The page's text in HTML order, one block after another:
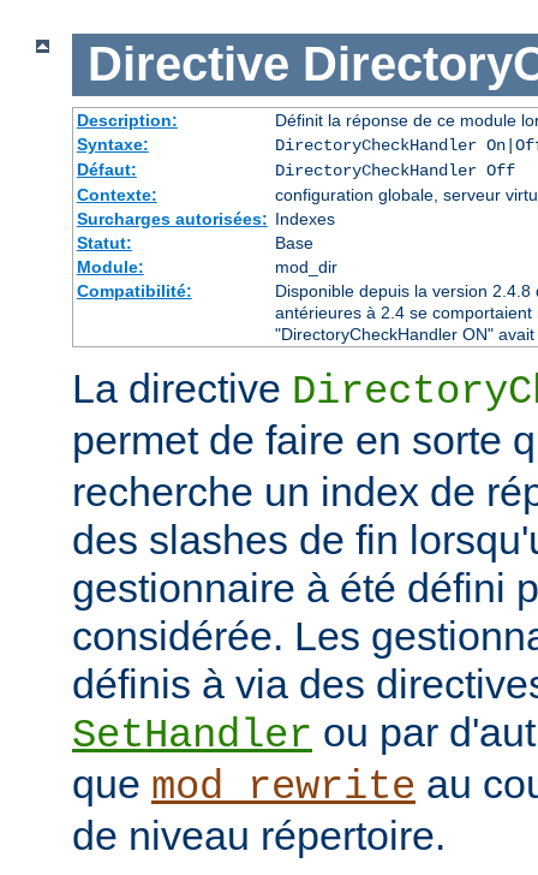
Directive
Description:
Définit la réponse de ce module
Syntaxe:
DirectoryCheckHandler
Défaut:
DirectoryCheckHandler Off
Contexte:
configuration globale, serveur
Surcharges autorisées: Indexes
Statut:
Base
Module:
mod_dir
Compatibilité:
Disponible depuis la version
antérieures à 2.4 se
"DirectoryCheckHandler ON"
La directive
permet de faire en sorte
recherche un index de
des slashes de fin
gestionnaire à été défini
considérée. Les
définis à via des
SetHandler ou par
que mod_rewrite au
de niveau répertoire.